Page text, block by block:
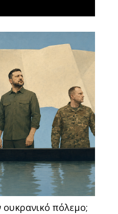
ουκρανικό πόλεμο;